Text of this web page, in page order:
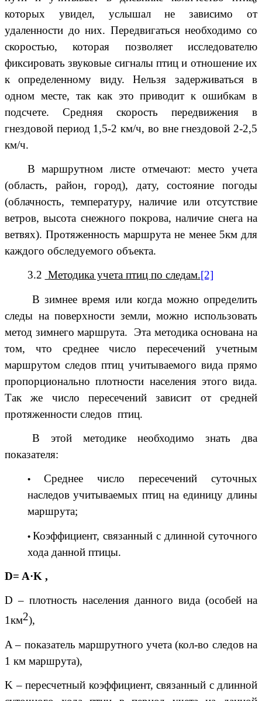
которых увидел, услышал не зависимо от
удаленности до них. Передвигаться необходимо со
скоростью, которая позволяет исследователю
фиксировать звуковые сигналы птиц и отношение их
к определенному виду. Нельзя задерживаться в
одном месте, так как это приводит к ошибкам в
подсчете. Средняя скорость передвижения в
гнездовой период 1,5-2 км/ч, во вне гнездовой 2-2,5
км/ч.
В маршрутном листе отмечают: место учета
(область, район, город), дату, состояние погоды
(облачность, температуру, наличие или отсутствие
ветров, высота снежного покрова, наличие снега на
ветвях). Протяженность маршрута не менее 5км для
каждого обследуемого объекта.
3.2 Методика учета птиц по следам.[2]
В зимнее время или когда можно определить
следы на поверхности земли, можно использовать
метод зимнего маршрута. Эта методика основана на
том, что среднее число пересечений учетным
маршрутом следов птиц учитываемого вида прямо
пропорционально плотности населения этого вида.
Так же число пересечений зависит от средней
протяженности следов птиц.
В этой методике необходимо знать два
показателя:
Среднее число пересечений суточных
наследов учитываемых птиц на единицу длины
маршрута;
Коэффициент, связанный с длинной суточного
хода данной птицы.
D= A·K ,
D – плотность населения данного вида (особей на
1км2),
A – показатель маршрутного учета (кол-во следов на
1 км маршрута),
K – пересчетный коэффициент, связанный с длинной